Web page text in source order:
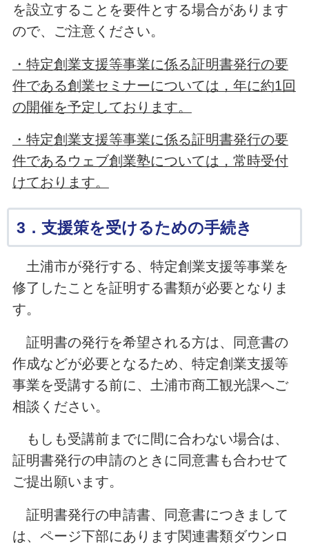
を設立することを要件とする場合があります
ので、ご注意ください。
・特定創業支援等事業に係る証明書発行の要
件である創業セミナーについては，年に約1回
の開催を予定しております。
・特定創業支援等事業に係る証明書発行の要
件であるウェブ創業塾については，常時受付
けております。
3．支援策を受けるための手続き
土浦市が発行する、特定創業支援等事業を
修了したことを証明する書類が必要となりま
す。
証明書の発行を希望される方は、同意書の
作成などが必要となるため、特定創業支援等
事業を受講する前に、土浦市商工観光課へご
相談ください。
もしも受講前までに間に合わない場合は、
証明書発行の申請のときに同意書も合わせて
ご提出願います。
証明書発行の申請書、同意書につきまして
は、ページ下部にあります関連書類ダウンロ